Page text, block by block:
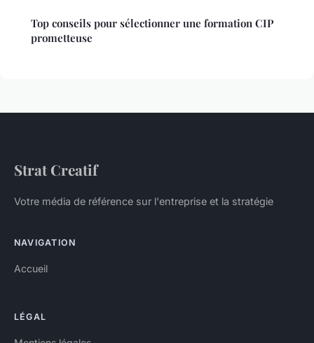
Top conseils pour sélectionner une formation CIP
prometteuse
Strat Creatif
Votre média de référence sur l'entreprise et la stratégie
NAVIGATION
Accueil
LÉGAL